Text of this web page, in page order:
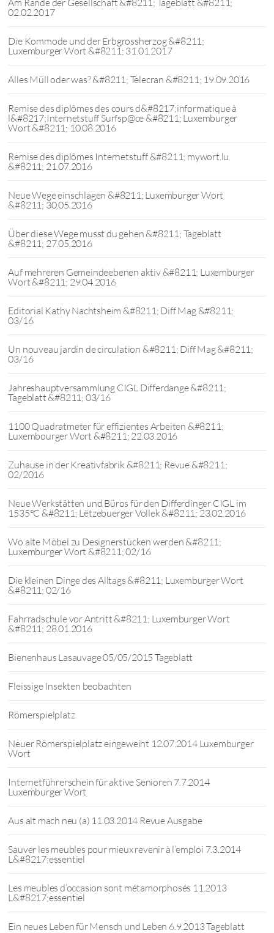
Am Rande der Gesellschaft &#8211; Tageblatt &#8211;
02.02.2017
Die Kommode und der Erbgrossherzog &#8211;
Luxemburger Wort &#8211; 31.01.2017
Alles Müll oder was? &#8211; Telecran &#8211; 19.09.2016
Remise des diplômes des cours d&#8217;informatique à
l&#8217;Internetstuff Surfsp@ce &#8211; Luxemburger
Wort &#8211; 10.08.2016
Remise des diplômes Internetstuff &#8211; mywort.lu
&#8211; 21.07.2016
Neue Wege einschlagen &#8211; Luxemburger Wort
&#8211; 30.05.2016
Über diese Wege musst du gehen &#8211; Tageblatt
&#8211; 27.05.2016
Auf mehreren Gemeindeebenen aktiv &#8211; Luxemburger
Wort &#8211; 29.04.2016
Editorial Kathy Nachtsheim &#8211; Diff Mag &#8211;
03/16
Un nouveau jardin de circulation &#8211; Diff Mag &#8211;
03/16
Jahreshauptversammlung CIGL Differdange &#8211;
Tageblatt &#8211; 03/16
1100 Quadratmeter für effizientes Arbeiten &#8211;
Luxembourger Wort &#8211; 22.03.2016
Zuhause in der Kreativfabrik &#8211; Revue &#8211;
02/2016
Neue Werkstätten und Büros für den Differdinger CIGL im
1535°C &#8211; Lëtzebuerger Vollek &#8211; 23.02.2016
Wo alte Möbel zu Designerstücken werden &#8211;
Luxemburger Wort &#8211; 02/16
Die kleinen Dinge des Alltags &#8211; Luxemburger Wort
&#8211; 02/16
Fahrradschule vor Antritt &#8211; Luxemburger Wort
&#8211; 28.01.2016
Bienenhaus Lasauvage 05/05/2015 Tageblatt
Fleissige Insekten beobachten
Römerspielplatz
Neuer Römerspielplatz eingeweiht 12.07.2014 Luxemburger
Wort
Internetführerschein für aktive Senioren 7.7.2014
Luxemburger Wort
Aus alt mach neu (a) 11.03.2014 Revue Ausgabe
Sauver les meubles pour mieux revenir à l’emploi 7.3.2014
L&#8217;essentiel
Les meubles d’occasion sont métamorphosés 11.2013
L&#8217;essentiel
Ein neues Leben für Mensch und Leben 6.9.2013 Tageblatt